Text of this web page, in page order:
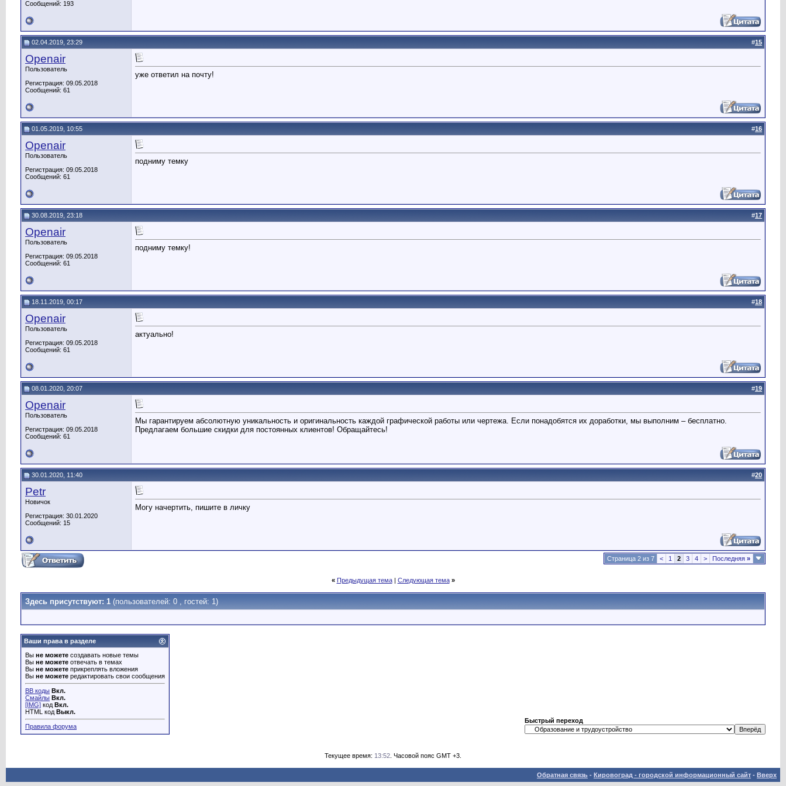
Сообщений: 193
02.04.2019, 23:29 #15
Openair
Пользователь
Регистрация: 09.05.2018
Сообщений: 61
уже ответил на почту!
01.05.2019, 10:55 #16
Openair
Пользователь
Регистрация: 09.05.2018
Сообщений: 61
подниму темку
30.08.2019, 23:18 #17
Openair
Пользователь
Регистрация: 09.05.2018
Сообщений: 61
подниму темку!
18.11.2019, 00:17 #18
Openair
Пользователь
Регистрация: 09.05.2018
Сообщений: 61
актуально!
08.01.2020, 20:07 #19
Openair
Пользователь
Регистрация: 09.05.2018
Сообщений: 61
Мы гарантируем абсолютную уникальность и оригинальность каждой графической работы или чертежа. Если понадобятся их доработки, мы выполним – бесплатно.
Предлагаем большие скидки для постоянных клиентов! Обращайтесь!
30.01.2020, 11:40 #20
Petr
Новичок
Регистрация: 30.01.2020
Сообщений: 15
Могу начертить, пишите в личку
Страница 2 из 7 < 1 2 3 4 > Последняя »
« Предыдущая тема| Следующая тема »
Здесь присутствуют: 1 (пользователей: 0 , гостей: 1)
Ваши права в разделе
Вы не можете создавать новые темы
Вы не можете отвечать в темах
Вы не можете прикреплять вложения
Вы не можете редактировать свои сообщения
BB коды Вкл.
Смайлы Вкл.
[IMG] код Вкл.
HTML код Выкл.
Правила форума
Быстрый переход
Текущее время: 13:52 . Часовой пояс GMT +3.
Обратная связь - Кировоград - городской информационный сайт - Вверх